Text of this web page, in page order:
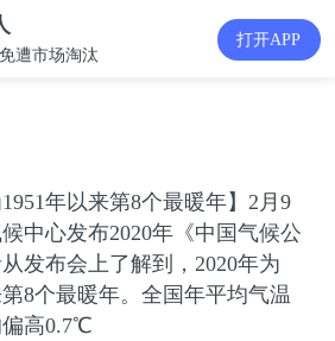
遭市场淘汰
打开APP
1951年以来第8个最暖年】2月9
中心发布2020年《中国气候公
发布会上了解到，2020年为
8个最暖年。全国年平均气温
偏高0.7℃